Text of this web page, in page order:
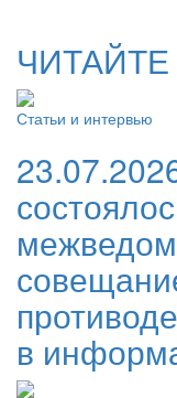
Статьи и интервью
в